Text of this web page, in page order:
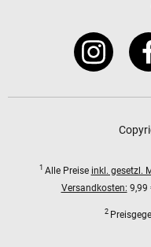
1 Alle Preise inkl. gesetzl.
Versandkosten: 9,99
2